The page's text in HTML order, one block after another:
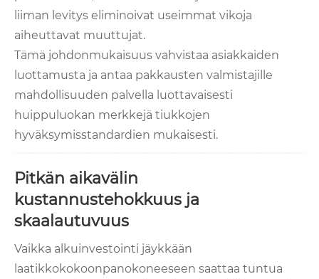
liiman levitys eliminoivat useimmat vikoja
aiheuttavat muuttujat.
Tämä johdonmukaisuus vahvistaa asiakkaiden
luottamusta ja antaa pakkausten valmistajille
mahdollisuuden palvella luottavaisesti
huippuluokan merkkejä tiukkojen
hyväksymisstandardien mukaisesti.
Pitkän aikavälin
kustannustehokkuus ja
skaalautuvuus
Vaikka alkuinvestointi jäykkään
laatikkokokoonpanokoneeseen saattaa tuntua